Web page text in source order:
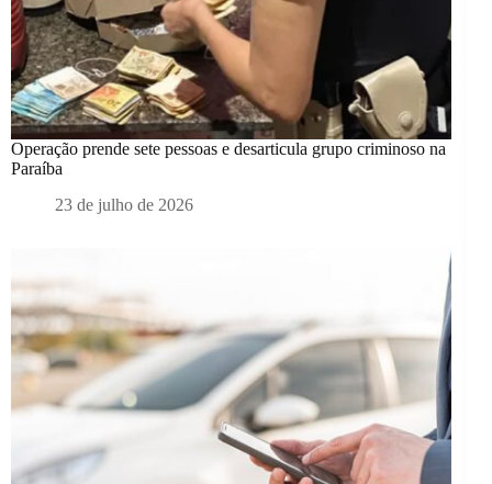
Operação prende sete pessoas e desarticula grupo criminoso na
Paraíba
23 de julho de 2026